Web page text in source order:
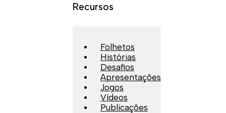
Recursos
Folhetos
Histórias
Desafios
Apresentações
Jogos
Vídeos
Publicações